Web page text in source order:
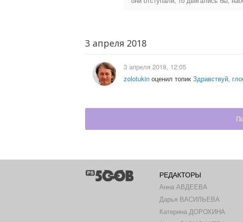
3 апреля 2018
3 апреля 2018, 12:05
zolotukin оценил топик Здравствуй,
РЕДАКТОРЫ
Анна АВДЕЕВА
Дарья ВАСИЛЬЕВА
Катерина ДОРОХИНА